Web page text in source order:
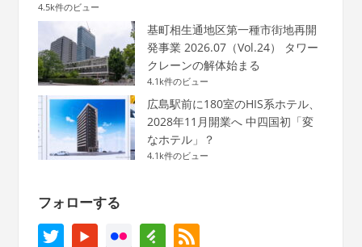
4.5k件のビュー
基町相生通地区第一種市街地再開
発事業 2026.07（Vol.24） タワー
クレーンの解体始まる
4.1k件のビュー
広島駅前に180室のHIS系ホテル、
2028年11月開業へ 中四国初「変
なホテル」？
4.1k件のビュー
フォローする